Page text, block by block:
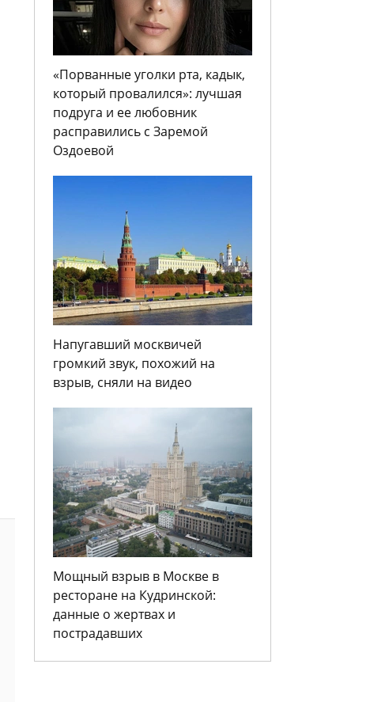
«Порванные уголки рта, кадык,
который провалился»: лучшая
подруга и ее любовник
расправились с Заремой
Оздоевой
Напугавший москвичей
громкий звук, похожий на
взрыв, сняли на видео
Мощный взрыв в Москве в
ресторане на Кудринской:
данные о жертвах и
пострадавших